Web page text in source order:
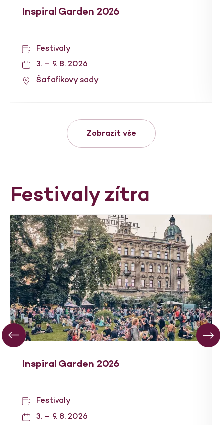
Inspiral Garden 2026
Festivaly
3. – 9. 8. 2026
Šafaříkovy sady
Zobrazit vše
Festivaly zítra
Inspiral Garden 2026
Festivaly
3. – 9. 8. 2026